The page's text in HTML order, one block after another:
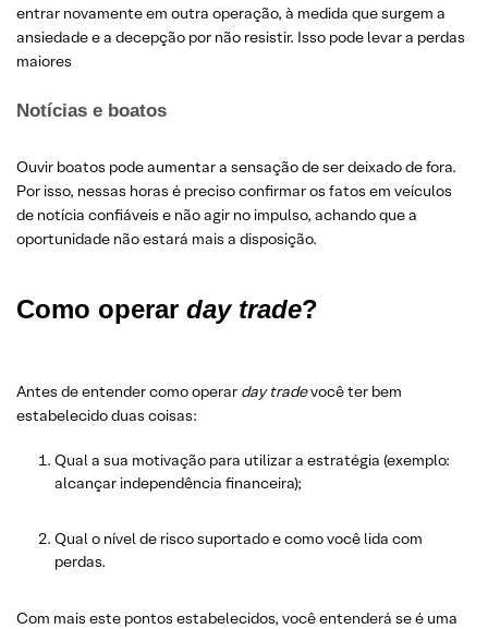
entrar novamente em outra operação, à medida que surgem a
ansiedade e a decepção por não resistir. Isso pode levar a perdas
maiores
Notícias e boatos
Ouvir boatos pode aumentar a sensação de ser deixado de fora.
Por isso, nessas horas é preciso confirmar os fatos em veículos
de notícia confiáveis e não agir no impulso, achando que a
oportunidade não estará mais a disposição.
Como operar day trade?
Antes de entender como operar day tradevocê ter bem
estabelecido duas coisas:
Qual a sua motivação para utilizar a estratégia (exemplo:
alcançar independência financeira);
Qual o nível de risco suportado e como você lida com
perdas.
Com mais este pontos estabelecidos, você entenderá se é uma